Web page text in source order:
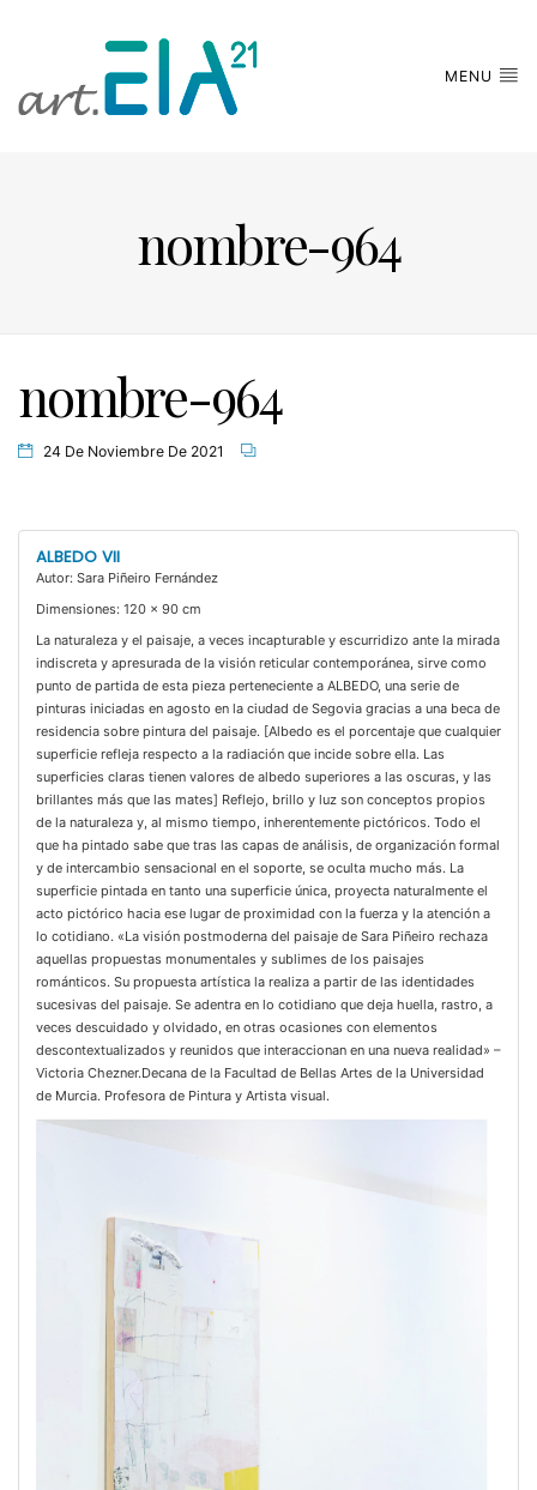
MENU
nombre-964
nombre-964
24 De Noviembre De 2021
ALBEDO VII
Autor: Sara Piñeiro Fernández
Dimensiones: 120 x 90 cm
La naturaleza y el paisaje, a veces incapturable y escurridizo ante la mirada
indiscreta y apresurada de la visión reticular contemporánea, sirve como
punto de partida de esta pieza perteneciente a ALBEDO, una serie de
pinturas iniciadas en agosto en la ciudad de Segovia gracias a una beca de
residencia sobre pintura del paisaje. [Albedo es el porcentaje que cualquier
superficie refleja respecto a la radiación que incide sobre ella. Las
superficies claras tienen valores de albedo superiores a las oscuras, y las
brillantes más que las mates] Reflejo, brillo y luz son conceptos propios
de la naturaleza y, al mismo tiempo, inherentemente pictóricos. Todo el
que ha pintado sabe que tras las capas de análisis, de organización formal
y de intercambio sensacional en el soporte, se oculta mucho más. La
superficie pintada en tanto una superficie única, proyecta naturalmente el
acto pictórico hacia ese lugar de proximidad con la fuerza y la atención a
lo cotidiano. «La visión postmoderna del paisaje de Sara Piñeiro rechaza
aquellas propuestas monumentales y sublimes de los paisajes
románticos. Su propuesta artística la realiza a partir de las identidades
sucesivas del paisaje. Se adentra en lo cotidiano que deja huella, rastro, a
veces descuidado y olvidado, en otras ocasiones con elementos
descontextualizados y reunidos que interaccionan en una nueva realidad» –
Victoria Chezner.Decana de la Facultad de Bellas Artes de la Universidad
de Murcia. Profesora de Pintura y Artista visual.